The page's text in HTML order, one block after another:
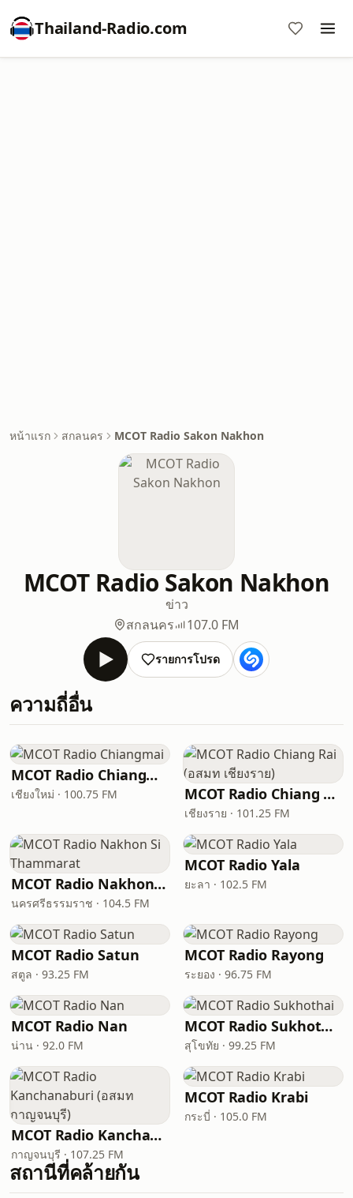
Thailand-Radio.com
หน้าแรก สกลนคร MCOT Radio Sakon Nakhon
MCOT Radio Sakon Nakhon
ข่าว
สกลนคร
107.0 FM
รายการโปรด
ความถี่อื่น
MCOT Radio Chiangmai
เชียงใหม่ · 100.75 FM MCOT Radio Chiang Rai (อสมท เชียงราย)
เชียงราย · 101.25 FM
MCOT Radio Nakhon Si Thammarat
นครศรีธรรมราช · 104.5 FM
MCOT Radio Yala
ยะลา · 102.5 FM
MCOT Radio Satun
สตูล · 93.25 FM
MCOT Radio Rayong
ระยอง · 96.75 FM
MCOT Radio Nan
น่าน · 92.0 FM
MCOT Radio Sukhothai
สุโขทัย · 99.25 FM
MCOT Radio Kanchanaburi (อสมท กาญจนบุรี)
กาญจนบุรี · 107.25 FM
MCOT Radio Krabi
กระบี่ · 105.0 FM
สถานีที่คล้ายกัน